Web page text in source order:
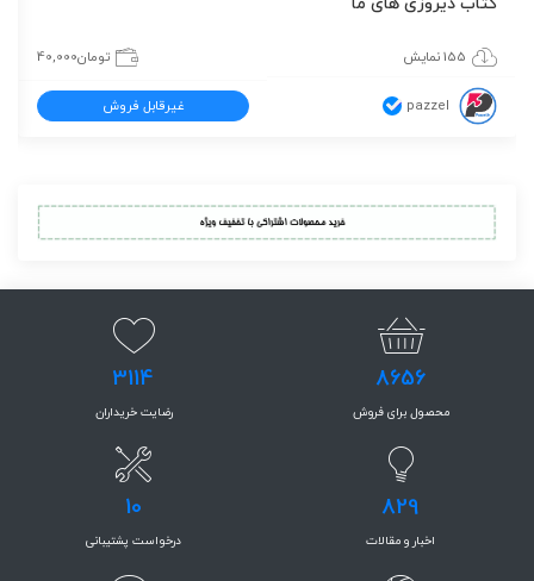
کتاب دیروزی های ما
155 نمایش تومان40,000
pazzel غیرقابل فروش
8656
محصول برای فروش
3114
رضایت خریداران
829
اخبار و مقالات
10
درخواست پشتیبانی